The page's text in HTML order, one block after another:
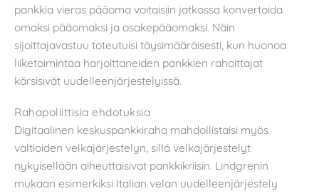
pankkia vieras pääoma voitaisiin jatkossa konvertoida
omaksi pääomaksi ja osakepääomaksi. Näin
sijoittajavastuu toteutuisi täysimääräisesti, kun huonoa
liiketoimintaa harjoittaneiden pankkien rahoittajat
kärsisivät uudelleenjärjestelyissä.
Rahapoliittisia ehdotuksia
Digitaalinen keskuspankkiraha mahdollistaisi myös
valtioiden velkajärjestelyn, sillä velkajärjestelyt
nykyisellään aiheuttaisivat pankkikriisin. Lindgrenin
mukaan esimerkiksi Italian velan uudelleenjärjestely